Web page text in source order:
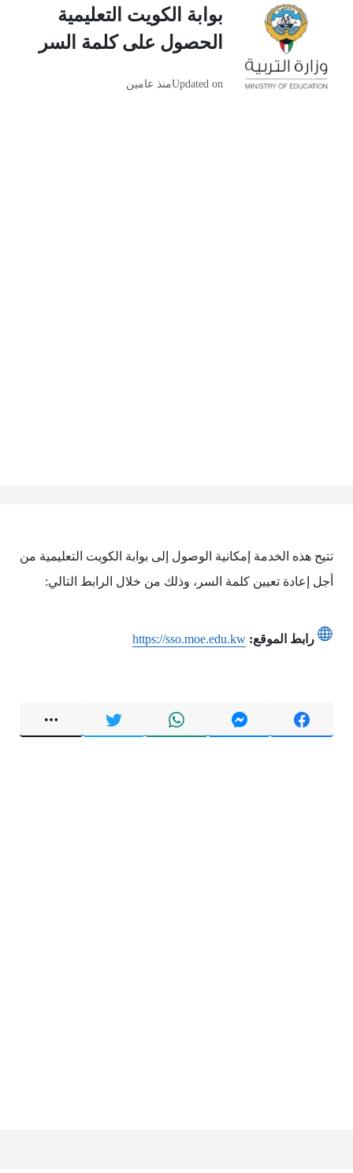
بوابة الكويت التعليمية
الحصول على كلمة السر
Updated onمنذ عامين
تتيح هذه الخدمة إمكانية الوصول إلى بوابة الكويت التعليمية من
أجل إعادة تعيين كلمة السر، وذلك من خلال الرابط التالي:
رابط الموقع: https://sso.moe.edu.kw